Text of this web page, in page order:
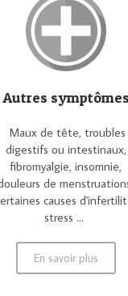
Autres symptômes
Maux de tête, troubles
digestifs ou intestinaux,
fibromyalgie, insomnie,
de
causes
stress ...
En savoir plus